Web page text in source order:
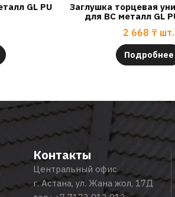
GL PU
Заглушка торцевая
для ВС металл GL
2 668 ₸ шт.
Подробнее
Контакты
Центральный офис
г. Астана, ул. Жана жол, 17Д